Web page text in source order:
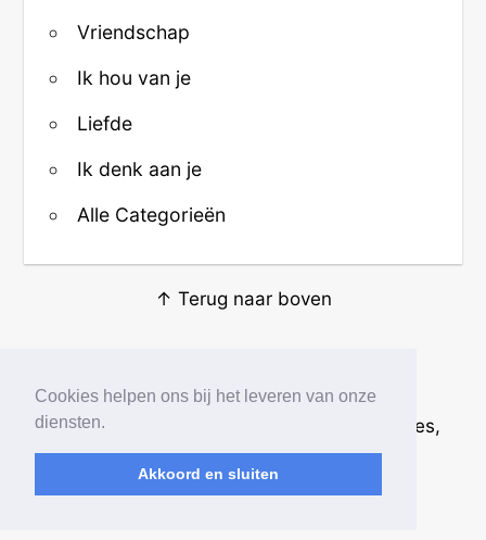
Cookies helpen ons bij het leveren van onze
diensten.
Akkoord en sluiten
Vriendschap
Ik hou van je
Liefde
Ik denk aan je
Alle Categorieën
↑ Terug naar boven
© 2026
· Plaatjes, animaties,
afbeeldingen en fotos